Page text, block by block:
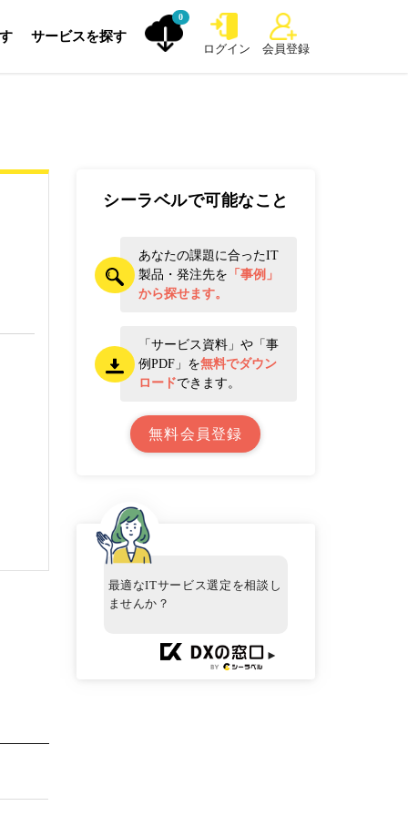
サービスを探す
0
ログイン 会員登録
シーラベルで可能なこと
あなたの課題に合ったIT
製品・発注先を 「事例」
から探せます。
「サービス資料」や「事
例PDF」を無料でダウン
ロードできます。
無料会員登録
最適なITサービス選定を相談し
ませんか？
►